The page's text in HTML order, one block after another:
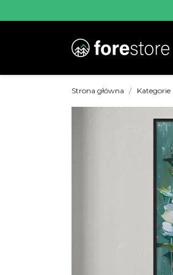
Strona główna Kategorie